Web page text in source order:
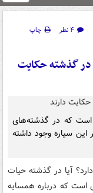
۴ نظر
چاپ
در گذشته حکایت
است که در گذشته‌های
این سیاره وجود داشته
آیا در گذشته حیات
که درباره همسایه